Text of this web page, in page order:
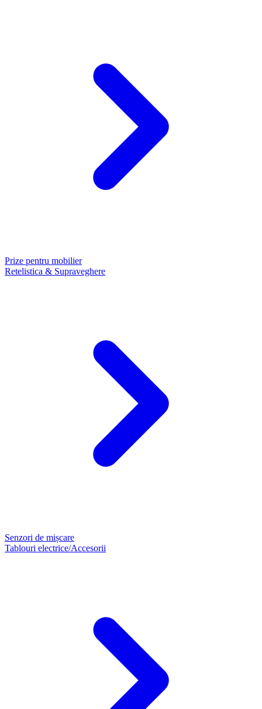
Prize pentru mobilier
Retelistica & Supraveghere
Senzori de mișcare
Tablouri electrice/Accesorii